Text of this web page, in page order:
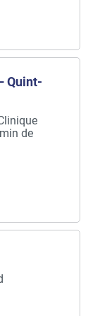
Quint-
de